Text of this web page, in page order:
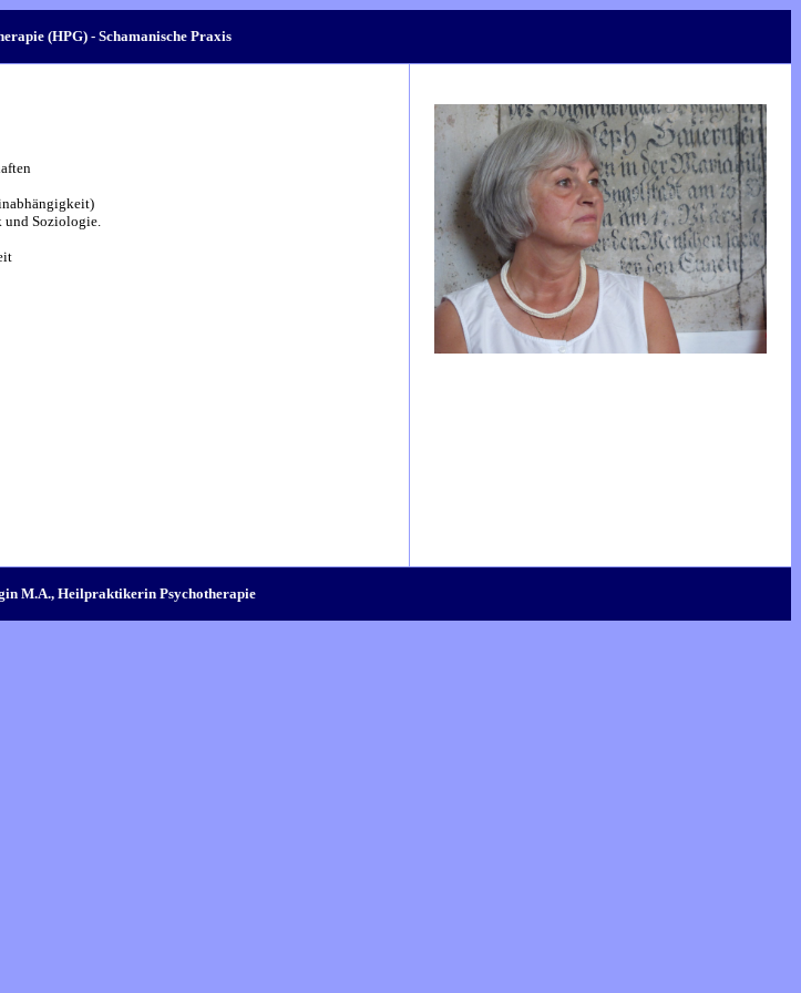
(HPG) - Schamanische Praxis
und Soziologie.
M.A., Heilpraktikerin Psychotherapie